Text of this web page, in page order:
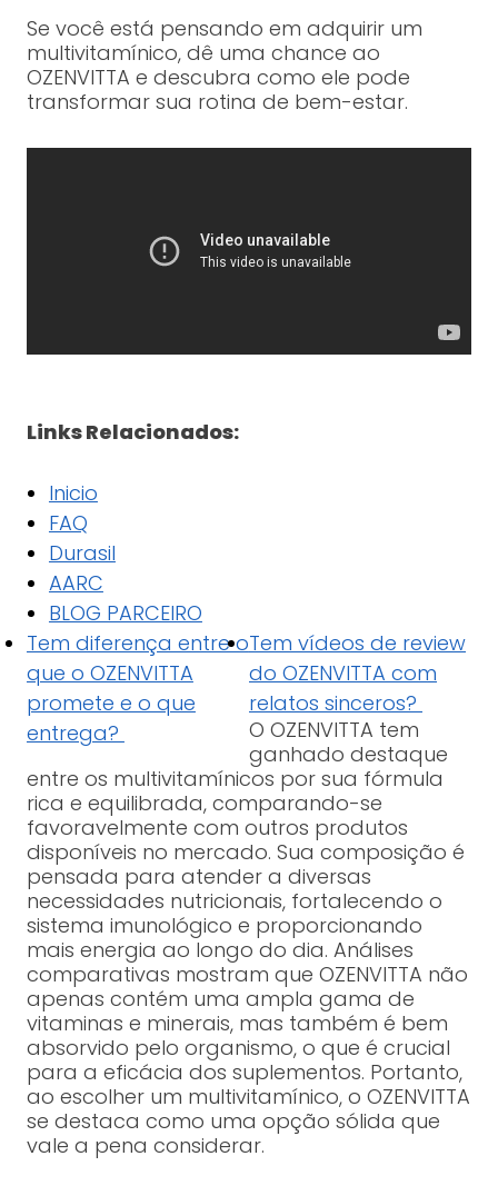
Se você está pensando em adquirir um
multivitamínico, dê uma chance ao
OZENVITTA e descubra como ele pode
transformar sua rotina de bem-estar.
Links Relacionados:
Inicio
FAQ
Durasil
AARC
BLOG PARCEIRO
Tem diferença entre o
que o OZENVITTA
promete e o que
entrega?
Tem vídeos de review
do OZENVITTA com
relatos sinceros?
O OZENVITTA tem
ganhado destaque
entre os multivitamínicos por sua fórmula
rica e equilibrada, comparando-se
favoravelmente com outros produtos
disponíveis no mercado. Sua composição é
pensada para atender a diversas
necessidades nutricionais, fortalecendo o
sistema imunológico e proporcionando
mais energia ao longo do dia. Análises
comparativas mostram que OZENVITTA não
apenas contém uma ampla gama de
vitaminas e minerais, mas também é bem
absorvido pelo organismo, o que é crucial
para a eficácia dos suplementos. Portanto,
ao escolher um multivitamínico, o OZENVITTA
se destaca como uma opção sólida que
vale a pena considerar.